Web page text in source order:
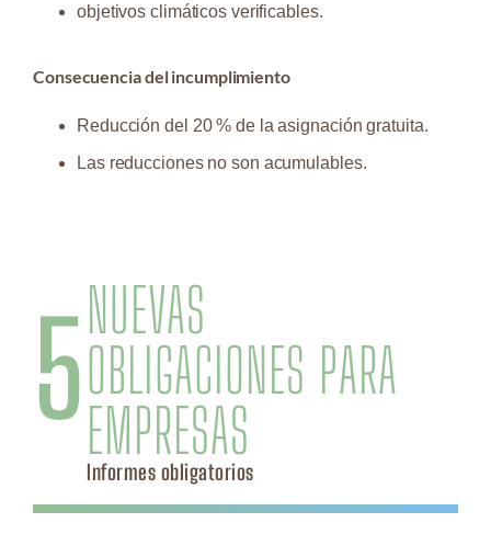
objetivos climáticos verificables.
Consecuencia del incumplimiento
Reducción del 20 % de la asignación gratuita.
Las reducciones no son acumulables.
5NUEVAS
OBLIGACIONES PARA
EMPRESAS
Informes obligatorios